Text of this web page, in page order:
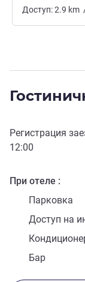
Доступ:2.9 km
Регистрация
12:00
При отеле
Парковка
Доступ на
Бар